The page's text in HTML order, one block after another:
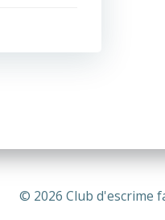
© 2026 Club d'escrime